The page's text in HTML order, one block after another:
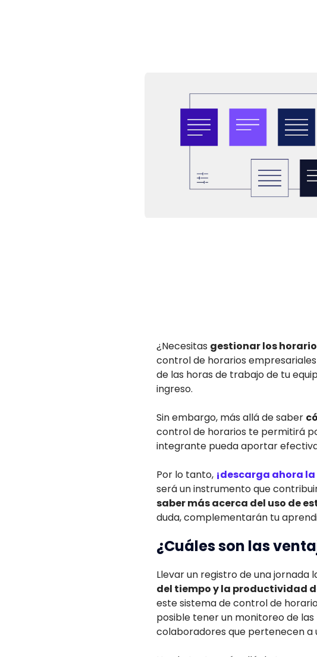
¿Necesitas gestionar los
control de horarios
de las horas de trabajo de tu
ingreso.
Sin embargo, más allá de saber
control de horarios te permitirá
integrante pueda aportar
Por lo tanto, ¡descarga ahora
será un instrumento que
saber más acerca del uso de
duda, complementarán tu
¿Cuáles son las
Llevar un registro de una
del tiempo y la productividad
este sistema de control de
posible tener un monitoreo de
colaboradores que pertenecen a